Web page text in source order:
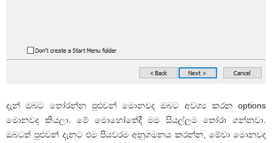
දැන් ඔබට තෝරන්න පුළුවන් මොනවද ඔබට අවශ්‍ය කරන options
මොනවද කියලා. මේ මොහෝතේදී මම සියල්ලම තෝරා ගන්නවා.
ඔබටත් පුළුවන් දැනට එම පියවරම අනුගමනය කරන්න, මේවා මොනවද